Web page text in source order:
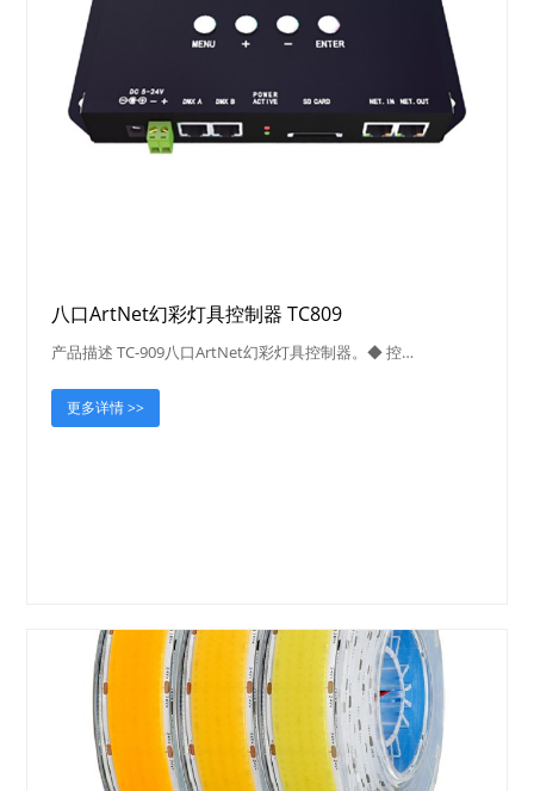
八口ArtNet幻彩灯具控制器 TC809
产品描述 TC-909八口ArtNet幻彩灯具控制器。◆ 控…
更多详情 >>